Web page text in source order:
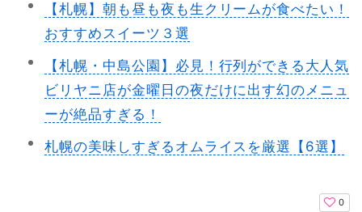
【札幌】朝も昼も夜も生クリームが食べたい！
おすすめスイーツ３選
【札幌・中島公園】必見！行列ができる大人気
ビリヤニ店が金曜日の夜だけに出す幻のメニュ
ーが絶品すぎる！
札幌の美味しすぎるオムライスを厳選【6選】
0